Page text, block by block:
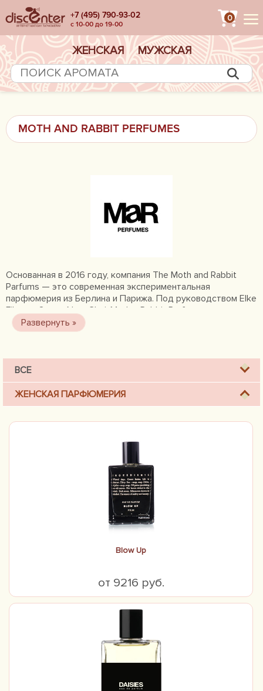
+7 (495) 790-93-02
с 10-00 до 19-00
0
ЖЕНСКАЯ МУЖСКАЯ
MOTH AND RABBIT PERFUMES
Основанная в 2016 году, компания The Moth and Rabbit
Parfums — это современная экспериментальная
парфюмерия из Берлина и Парижа. Под руководством Elke
Filpes и Seong Nam Choi, Moth и Rabbit Parfums выпускают
различные серии ольфакторных продуктов, которые
расширяют способ восприятия ароматов в эпоху XXI века.
Основная идея композиций состоит в использовании
обонятельных ощущений для развития максимального
сенсорного восприятия.
ВСЕ
ЖЕНСКАЯ ПАРФЮМЕРИЯ
Blow Up
от 9216 руб.